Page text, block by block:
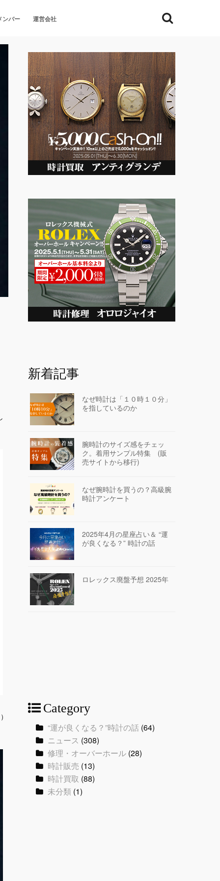
ンバー 運営会社
新着記事
なぜ時計は「１０時１０分」
を指しているのか
腕時計のサイズ感をチェッ
ク。着用サンプル特集 (販
売サイトから移行)
なぜ腕時計を買うの？高級腕
時計アンケート
2025年4月の星座占い＆ “運
が良くなる？” 時計の話
ロレックス廃盤予想 2025年
Category
“運が良くなる？”時計の話 (64)
ニュース (308)
修理・オーバーホール (28)
時計販売 (13)
時計買取 (88)
未分類 (1)